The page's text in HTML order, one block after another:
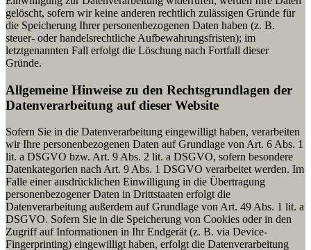
gelöscht, sofern wir keine anderen rechtlich zulässigen Gründe für
die Speicherung Ihrer personenbezogenen Daten haben (z. B.
steuer- oder handelsrechtliche Aufbewahrungsfristen); im
letztgenannten Fall erfolgt die Löschung nach Fortfall dieser
Gründe.
Allgemeine Hinweise zu den Rechtsgrundlagen der
Datenverarbeitung auf dieser Website
Sofern Sie in die Datenverarbeitung eingewilligt haben, verarbeiten
wir Ihre personenbezogenen Daten auf Grundlage von Art. 6 Abs. 1
lit. a DSGVO bzw. Art. 9 Abs. 2 lit. a DSGVO, sofern besondere
Datenkategorien nach Art. 9 Abs. 1 DSGVO verarbeitet werden. Im
Falle einer ausdrücklichen Einwilligung in die Übertragung
personenbezogener Daten in Drittstaaten erfolgt die
Datenverarbeitung außerdem auf Grundlage von Art. 49 Abs. 1 lit. a
DSGVO. Sofern Sie in die Speicherung von Cookies oder in den
Zugriff auf Informationen in Ihr Endgerät (z. B. via Device-
Fingerprinting) eingewilligt haben, erfolgt die Datenverarbeitung